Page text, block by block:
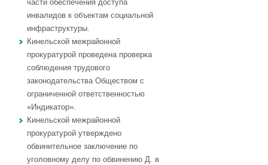
части обеспечения доступа
инвалидов к объектам социальной
инфраструктуры.
Кинельской межрайонной
прокуратурой проведена проверка
соблюдения трудового
законодательства Обществом с
ограниченной ответственностью
«Индикатор».
Кинельской межрайонной
прокуратурой утверждено
обвинительное заключение по
уголовному делу по обвинению Д. в